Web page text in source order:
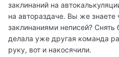
заклинаний на
на автораздаче. Вы же знаете
заклинаниями неписей?
делала уже другая команда
руку, вот и накосячили.